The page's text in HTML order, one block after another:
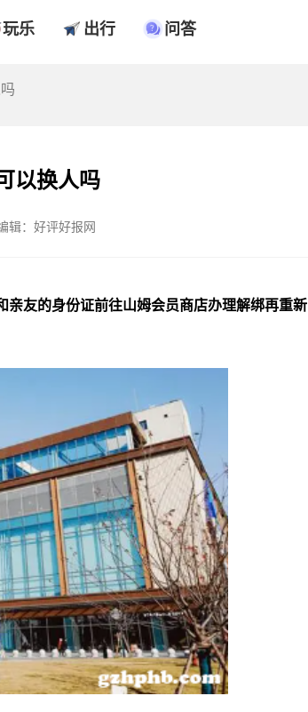
玩乐 出行 问答
以换人吗
辑：好评好报网
友的身份证前往山姆会员商店办理解绑再重新